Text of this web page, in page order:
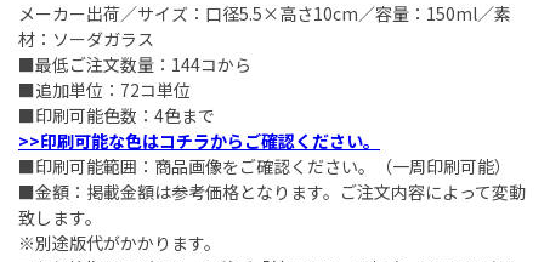
メーカー出荷／サイズ：口径5.5×高さ10cm／容量：150ml／素
材：ソーダガラス
■最低ご注文数量：144コから
■追加単位：72コ単位
■印刷可能色数：4色まで
>>印刷可能な色はコチラからご確認ください。
■印刷可能範囲：商品画像をご確認ください。（一周印刷可能）
■金額：掲載金額は参考価格となります。ご注文内容によって変動
致します。
※別途版代がかかります。